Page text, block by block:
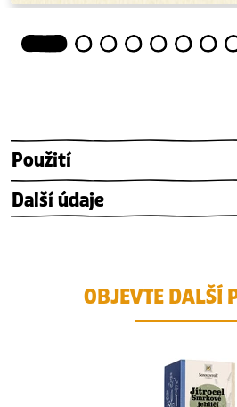
1 2 3 4 5 6 7 8
Použití
Další údaje
OBJEVTE DALŠÍ